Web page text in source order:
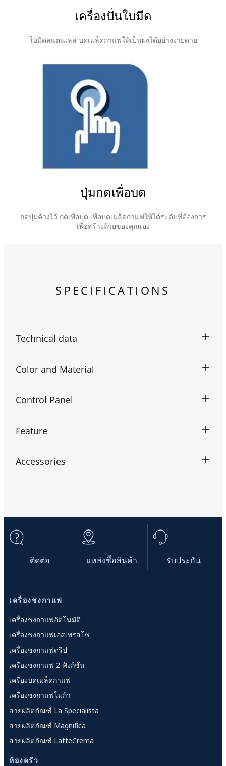
เครื่องปั่นใบมีด
ใบมีดสแตนเลส บดเมล็ดกาแฟให้เป็นผงได้อย่างง่ายดาย
ปุ่มกดเพื่อบด
กดปุ่มค้างไว้ กดเพื่อบด เพื่อบดเมล็ดกาแฟให้ได้ระดับที่ต้องการ
เพื่อสร้างถ้วยของคุณเอง
SPECIFICATIONS
Technical data
Color and Material
Control Panel
Feature
Accessories
ติดต่อ แหล่งซื้อสินค้า รับประกัน
เครื่องชงกาแฟ
เครื่องชงกาแฟอัตโนมัติ
เครื่องชงกาแฟเอสเพรสโซ่
เครื่องชงกาแฟดริป
เครื่องชงกาแฟ 2 ฟังก์ชั่น
เครื่องบดเมล็ดกาแฟ
เครื่องชงกาแฟโมก้า
สายผลิตภัณฑ์ La Specialista
สายผลิตภัณฑ์ Magnifica
สายผลิตภัณฑ์ LatteCrema
ห้องครัว